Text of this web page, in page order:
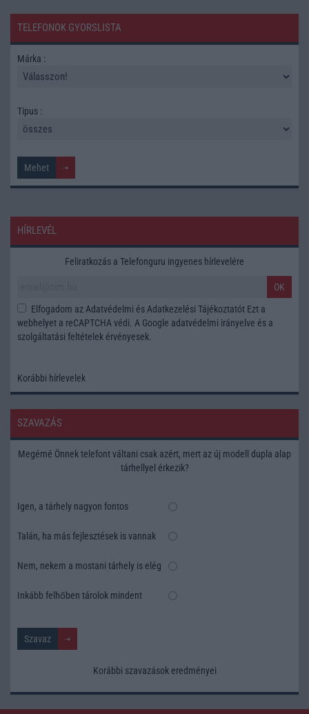
TELEFONOK GYORSLISTA
Márka :
Tipus :
HÍRLEVÉL
Feliratkozás a Telefonguru ingyenes hírlevelére
OK
Elfogadom az Adatvédelmi és Adatkezelési Tájékoztatót Ezt a
webhelyet a reCAPTCHA védi. A Google adatvédelmi irányelve és a
szolgáltatási feltételek érvényesek.
Korábbi hírlevelek
SZAVAZÁS
Megérné Önnek telefont váltani csak azért, mert az új modell dupla alap
tárhellyel érkezik?
Igen, a tárhely nagyon fontos
Talán, ha más fejlesztések is vannak
Nem, nekem a mostani tárhely is elég
Inkább felhőben tárolok mindent
Korábbi szavazások eredményei